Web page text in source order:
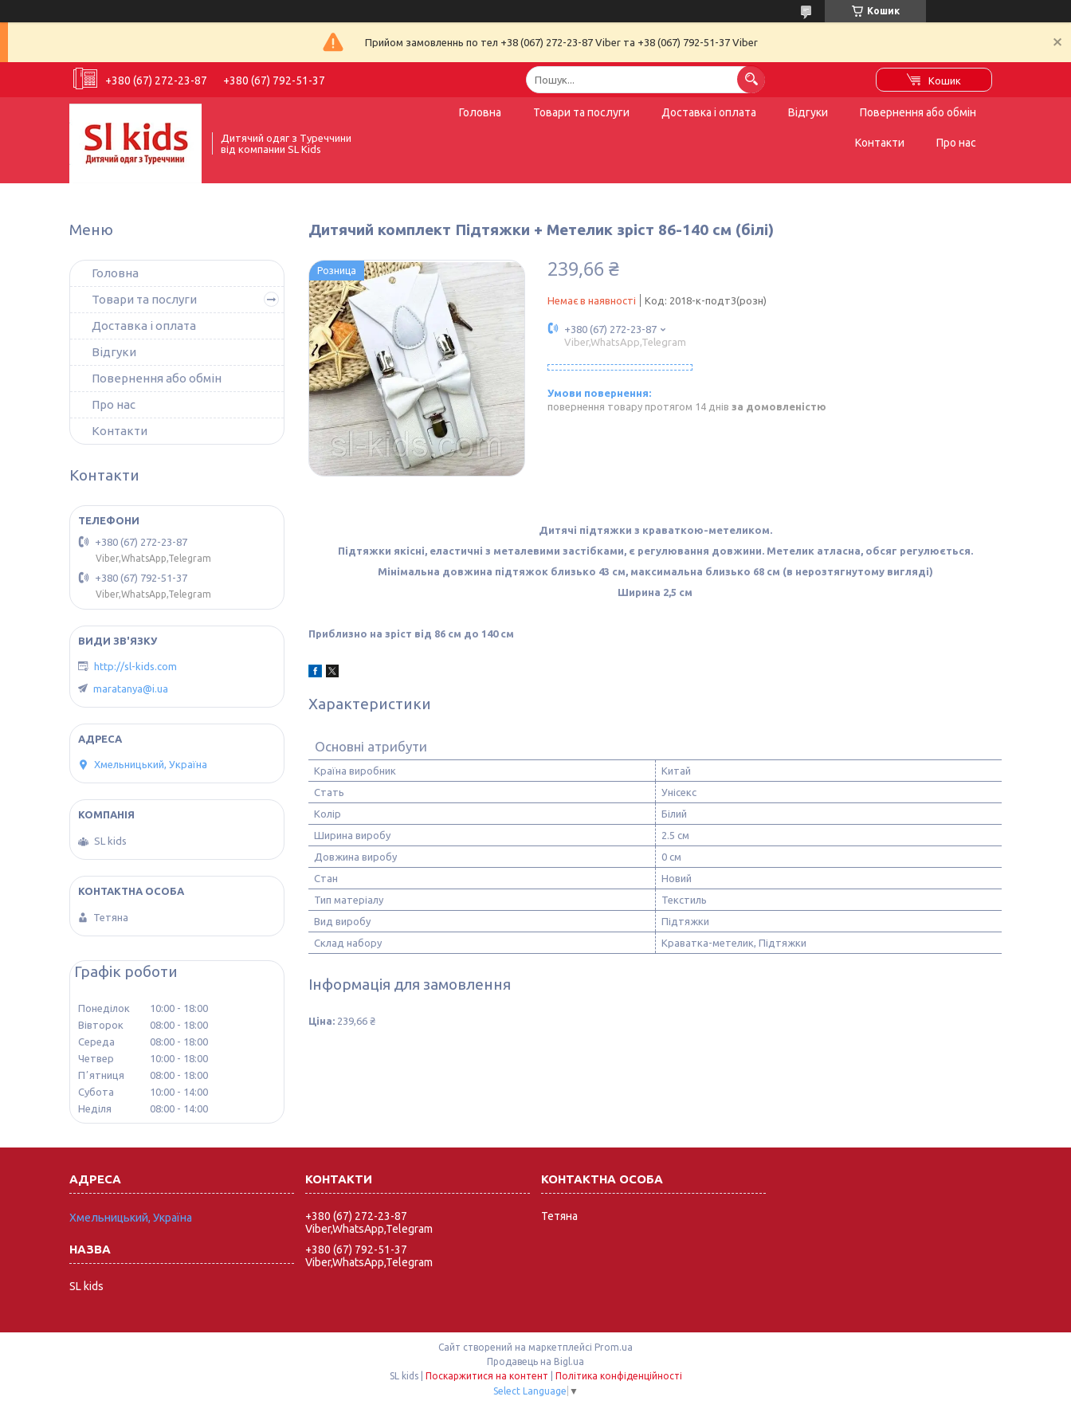
Кошик
Прийом замовленнь по тел +38 (067) 272-23-87 Viber та +38 (067) 792-51-37 Viber
+380 (67) 272-23-87 +380 (67) 792-51-37 Кошик
Дитячий одяг з Туреччини
від компании SL Kids
Головна Товари та послуги Доставка і оплата Відгуки Повернення або обмін
Контакти Про нас
Дитячий комплект Підтяжки + Метелик зріст 86-140 см (білі)
Розница 239,66 ₴
Немає в наявності Код: 2018-к-подт3(розн)
+380 (67) 272-23-87
Viber,WhatsApp,Telegram
повернення товару протягом 14 днів за домовленістю
Дитячі підтяжки з краваткою-метеликом.
Підтяжки якісні, еластичні з металевими застібками, є регулювання довжини. Метелик атласна, обсяг регулюється.
Мінімальна довжина підтяжок близько 43 см, максимальна близько 68 см (в нерозтягнутому вигляді)
Ширина 2,5 см
Приблизно на зріст від 86 см до 140 см
Характеристики
Основні атрибути
Країна виробник
Китай
Стать
Унісекс
Колір
Білий
Ширина виробу
2.5 см
Довжина виробу
0 см
Стан
Новий
Тип матеріалу
Текстиль
Вид виробу
Підтяжки
Склад набору
Краватка-метелик, Підтяжки
Інформація для замовлення
Ціна: 239,66 ₴
Головна
Товари та послуги
Доставка і оплата
Відгуки
Повернення або обмін
Про нас
Контакти
Контакти
+380 (67) 272-23-87
Viber,WhatsApp,Telegram
+380 (67) 792-51-37
Viber,WhatsApp,Telegram
http://sl-kids.com
maratanya@i.ua
Хмельницький, Україна
SL kids
Тетяна
Графік роботи
Понеділок 10:00
18:00
Вівторок
08:00
18:00
Середа
08:00
18:00
Четвер
10:00
18:00
Пʼятниця
08:00
18:00
Субота
10:00
14:00
Неділя
08:00 14:00
Хмельницький, Україна
SL kids
+380 (67) 272-23-87
Viber,WhatsApp,Telegram
+380 (67) 792-51-37
Viber,WhatsApp,Telegram
Тетяна
Сайт створений на маркетплейсі Prom.ua
Продавець на Bigl.ua
Поскаржитися на контент
Політика конфіденційності
Select Language ▼